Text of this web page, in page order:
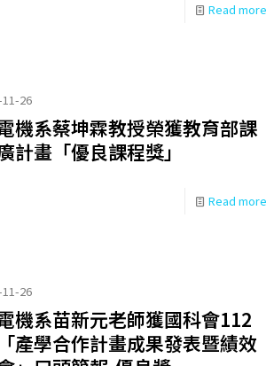
Read more
26
機系蔡坤霖教授榮獲教育部課
計畫「優良課程獎」
Read more
26
機系苗新元老師獲國科會112
產學合作計畫成果發表暨績效